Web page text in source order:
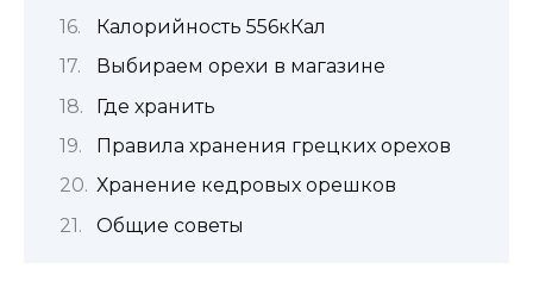
Калорийность 556кКал
Выбираем орехи в магазине
Где хранить
Правила хранения грецких орехов
Хранение кедровых орешков
Общие советы